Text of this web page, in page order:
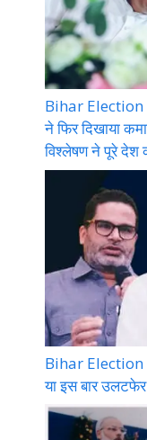
Bihar Election
ने फिर दिखाया
विश्लेषण ने पूरे देश
Bihar Election :
या इस बार